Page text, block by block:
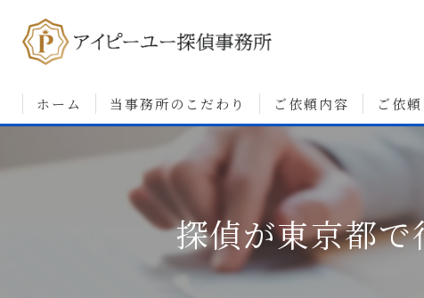
ホーム 当事務所のこだわり ご依頼内容
浮気調査について
婚前調査について
素行・行動調査について
ご依
探偵が東京都